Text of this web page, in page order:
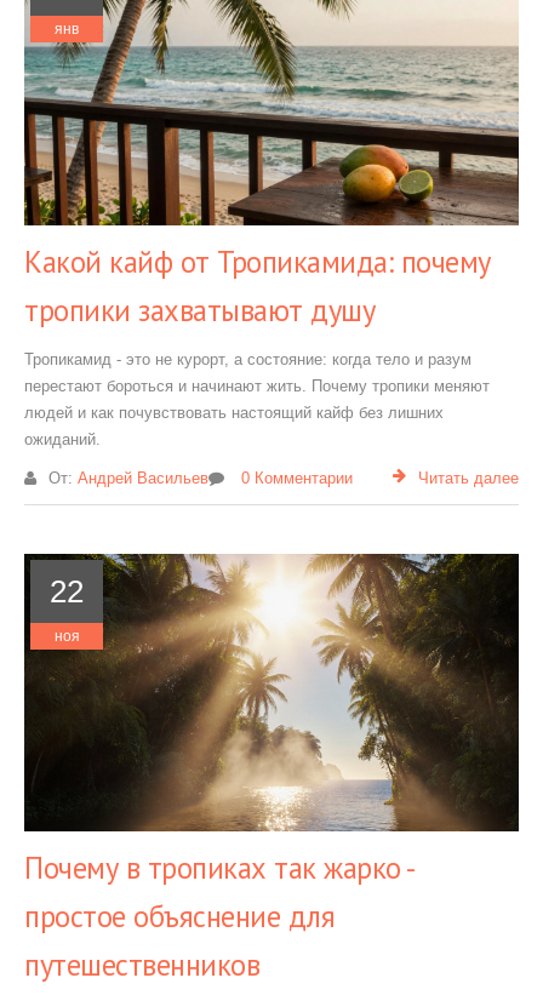
янв
Какой кайф от Тропикамида: почему
тропики захватывают душу
Тропикамид - это не курорт, а состояние: когда тело и разум
перестают бороться и начинают жить. Почему тропики меняют
людей и как почувствовать настоящий кайф без лишних
ожиданий.
От: Андрей Васильев 0 Комментарии Читать далее
22
ноя
Почему в тропиках так жарко -
простое объяснение для
путешественников